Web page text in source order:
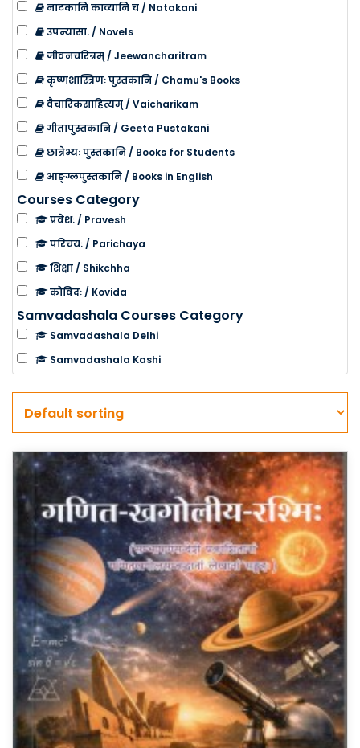
नाटकानि काव्यानि च / Natakani
उपन्यासाः / Novels
जीवनचरित्रम् / Jeewancharitram
कृष्णशास्त्रिणः पुस्तकानि / Chamu's Books
वैचारिकसाहित्यम् / Vaicharikam
गीतापुस्तकानि / Geeta Pustakani
छात्रेभ्यः पुस्तकानि / Books for Students
आङ्ग्लपुस्तकानि / Books in English
Courses Category
प्रवेशः / Pravesh
परिचयः / Parichaya
शिक्षा / Shikchha
कोविदः / Kovida
Samvadashala Courses Category
Samvadashala Delhi
Samvadashala Kashi